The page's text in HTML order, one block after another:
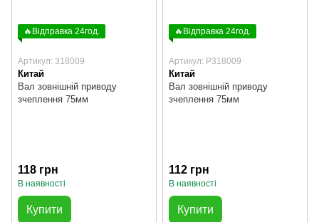
🔥Відправка 24год.
Артикул: 318009
Китай
Вал зовнішній приводу
зчеплення 75мм
118 грн
В наявності
Купити
🔥Відправка 24год.
Артикул: P318009
Китай
Вал зовнішній приводу
зчеплення 75мм
112 грн
В наявності
Купити